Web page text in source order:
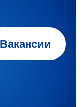
Вакансии